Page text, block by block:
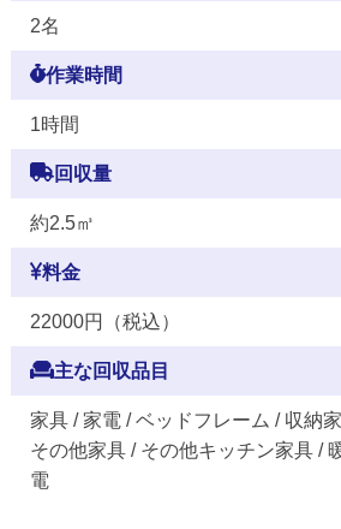
2名
作業時間
1時間
回収量
約2.5㎥
料金
22000円（税込）
主な回収品目
家具 / 家電 / ベッドフレーム / 収納
その他家具 / その他キッチン家具 /
電